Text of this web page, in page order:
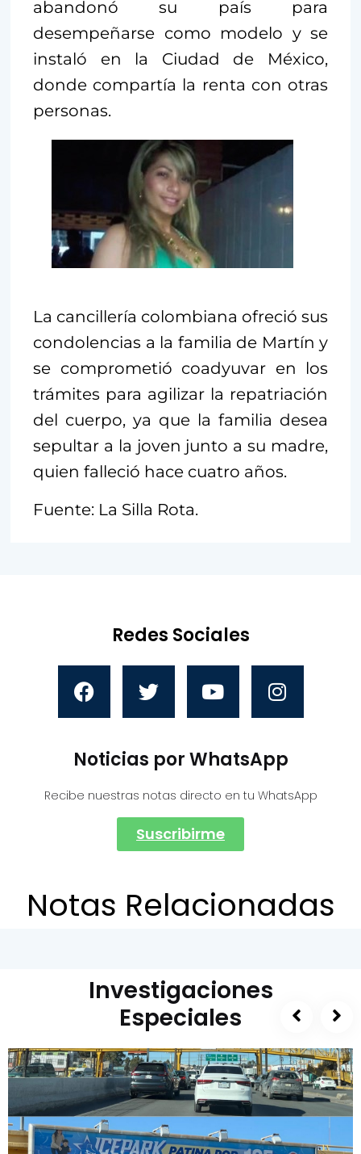
abandonó su país para
desempeñarse como modelo y se
instaló en la Ciudad de México,
donde compartía la renta con otras
personas.
La cancillería colombiana ofreció sus
condolencias a la familia de Martín y
se comprometió coadyuvar en los
trámites para agilizar la repatriación
del cuerpo, ya que la familia desea
sepultar a la joven junto a su madre,
quien falleció hace cuatro años.
Fuente: La Silla Rota.
Redes Sociales
Noticias por WhatsApp
Recibe nuestras notas directo en tu WhatsApp
Suscribirme
Notas Relacionadas
Investigaciones
Especiales